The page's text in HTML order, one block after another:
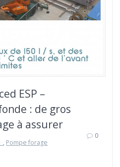
ESP –
: de gros
à assurer
, Pompe forage
0